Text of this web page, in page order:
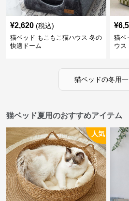
¥2,620 (税込)
猫ベッド もこもこ猫ハウス 冬の
快適ドーム
¥
猫ベ
ウス
猫ベッドの冬用
猫ベッド夏用のおすすめアイテム
人気